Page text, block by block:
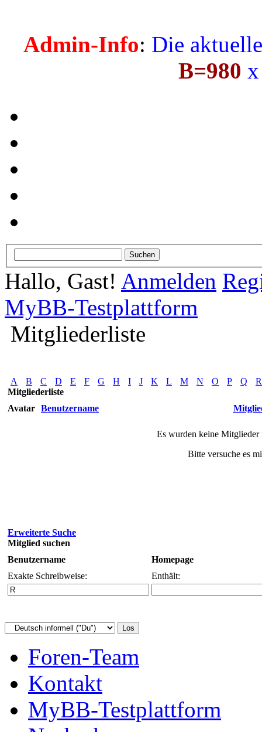
Admin-Info: Die
B=980
Hallo, Gast! Anmelden
MyBB-Testplattform
Mitgliederliste
A B C D E F G H I J K L M N O P Q
R
Mitgliederliste
Avatar Benutzername
Es wurden keine Mitglieder
Bitte versuche es
Erweiterte Suche
Mitglied suchen
Benutzername
Homepage
Exakte Schreibweise:
Enthält:
Foren-Team
Kontakt
MyBB-Testplattform